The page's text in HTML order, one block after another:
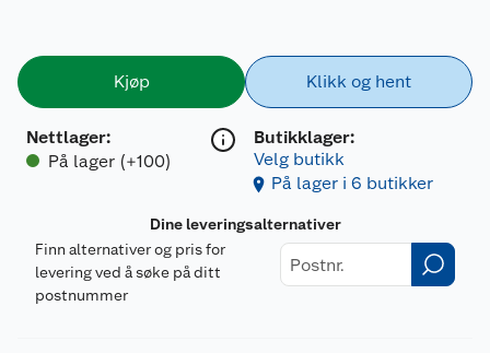
Kjøp
Nettlager:
På lager (+100)
Klikk og hent
Butikklager:
Velg butikk
På lager i 6 butikker
Dine leveringsalternativer
Finn alternativer og pris for
levering ved å søke på ditt
postnummer